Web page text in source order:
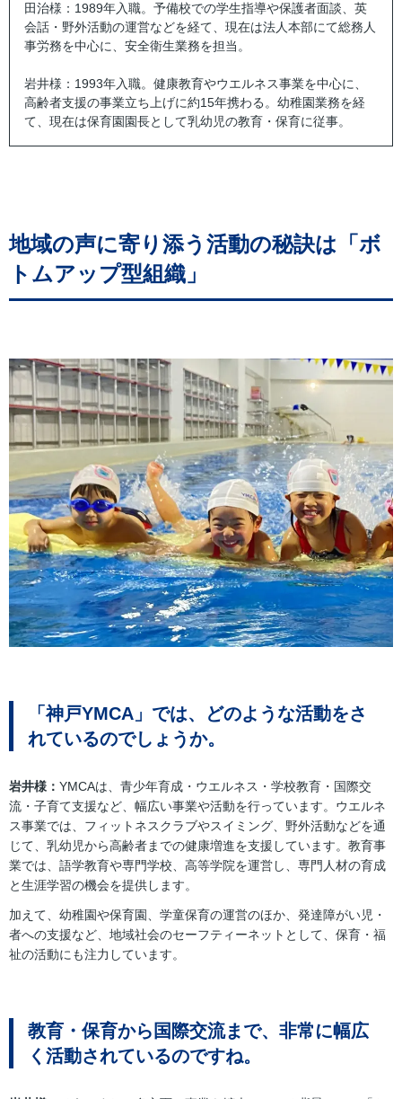
田治様：1989年入職。予備校での学生指導や保護者面談、英
会話・野外活動の運営などを経て、現在は法人本部にて総務人
事労務を中心に、安全衛生業務を担当。
岩井様：1993年入職。健康教育やウエルネス事業を中心に、
高齢者支援の事業立ち上げに約15年携わる。幼稚園業務を経
て、現在は保育園園長として乳幼児の教育・保育に従事。
地域の声に寄り添う活動の秘訣は「ボ
トムアップ型組織」
「神戸YMCA」では、どのような活動をさ
れているのでしょうか。
岩井様： YMCAは、青少年育成・ウエルネス・学校教育・国際交
流・子育て支援など、幅広い事業や活動を行っています。ウエルネ
ス事業では、フィットネスクラブやスイミング、野外活動などを通
じて、乳幼児から高齢者までの健康増進を支援しています。教育事
業では、語学教育や専門学校、高等学院を運営し、専門人材の育成
と生涯学習の機会を提供します。
加えて、幼稚園や保育園、学童保育の運営のほか、発達障がい児・
者への支援など、地域社会のセーフティーネットとして、保育・福
祉の活動にも注力しています。
教育・保育から国際交流まで、非常に幅広
く活動されているのですね。